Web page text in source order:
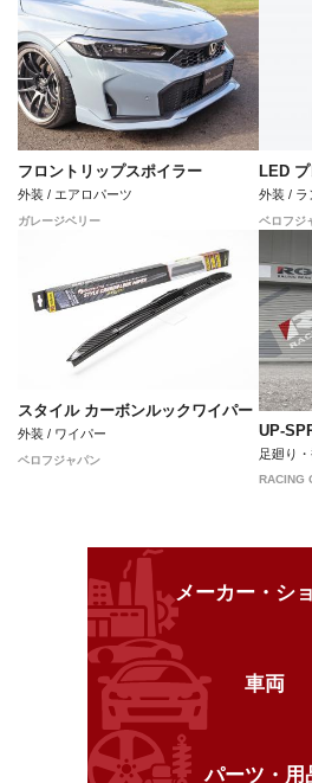
フロントリップスポイラー
外装 / エアロパーツ
ガレージベリー
LED
外装 / ラ
ベロフジ
スタイル カーボンルックワイパー
外装 / ワイパー
ベロフジャパン
UP-
足廻り
RACING
メーカー・シ
車両
パーツ・用